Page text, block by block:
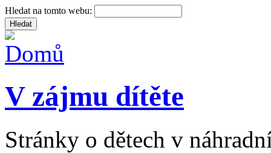
Hledat na tomto webu:
V zájmu dítěte
Stránky o dětech v